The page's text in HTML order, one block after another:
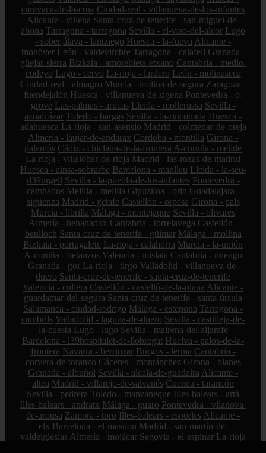
caravaca-de-la-cruz Ciudad-real - villanueva-de-los-infantes
Alicante - villena Santa-cruz-de-tenerife - san-miguel-de-
abona Tarragona - tarragona Sevilla - el-viso-del-alcor Lugo
- sober álava - lantziego Huesca - la-fueva Alicante -
monòver León - valdevimbre Tarragona - calafell Granada -
güejar-sierra Bizkaia - amorebieta-etxano Cantabria - medio-
cudeyo Lugo - cervo La-rioja - lardero León - molinaseca
Ciudad-real - almagro Murcia - molina-de-segura Zaragoza -
fuendejalón Huesca - villanueva-de-sigena Pontevedra - o-
grove Las-palmas - arucas Lleida - mollerussa Sevilla -
aznalcázar Toledo - bargas Sevilla - la-rinconada Huesca -
adahuesca La-rioja - san-asensio Madrid - colmenar-de-oreja
Almería - láujar-de-andarax Córdoba - montilla Girona -
palamós Cádiz - chiclana-de-la-frontera A-coruña - melide
La-rioja - villalobar-de-rioja Madrid - las-rozas-de-madrid
Huesca - aínsa-sobrarbe Barcelona - manlleu Lleida - la-seu-
d39urgell Sevilla - la-puebla-de-los-infantes Pontevedra -
cambados Melilla - melilla Gipuzkoa - orio Guadalajara -
sigüenza Madrid - getafe Castellón - orpesa Girona - pals
Murcia - librilla Málaga - montejaque Sevilla - olivares
Almería - benahadux Cantabria - torrelavega Castellón -
benlloch Santa-cruz-de-tenerife - güímar Málaga - mollina
Bizkaia - portugalete La-rioja - calahorra Murcia - la-unión
A-coruña - betanzos Valencia - mislata Cantabria - miengo
Granada - gor La-rioja - tirgo Valladolid - villanueva-de-
duero Santa-cruz-de-tenerife - santa-cruz-de-tenerife
Valencia - cullera Castellón - castelló-de-la-plana Alicante -
guardamar-del-segura Santa-cruz-de-tenerife - santa-úrsula
Salamanca - ciudad-rodrigo Málaga - estepona Tarragona -
cambrils Valladolid - laguna-de-duero Sevilla - castilleja-de-
la-cuesta Lugo - lugo Sevilla - mairena-del-aljarafe
Barcelona - l39hospitalet-de-llobregat Huelva - palos-de-la-
frontera Navarra - berriozar Burgos - lerma Cantabria -
corvera-de-toranzo Cáceres - montánchez Girona - blanes
Granada - albuñol Sevilla - alcalá-de-guadaíra Alicante -
altea Madrid - villarejo-de-salvanés Cuenca - tarancón
Sevilla - pedrera Toledo - manzaneque Illes-balears - artà
Illes-balears - andratx Málaga - guaro Pontevedra - vilanova-
de-arousa Zamora - toro Illes-balears - esporles Alicante -
elx Barcelona - el-masnou Madrid - san-martín-de-
valdeiglesias Almería - mojácar Segovia - el-espinar La-rioja